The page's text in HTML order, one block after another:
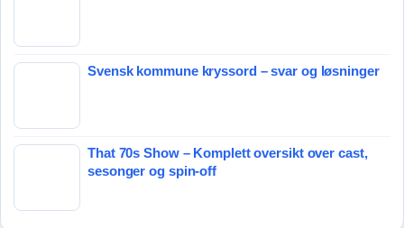
Svensk kommune kryssord – svar og løsninger
That 70s Show – Komplett oversikt over cast,
sesonger og spin-off